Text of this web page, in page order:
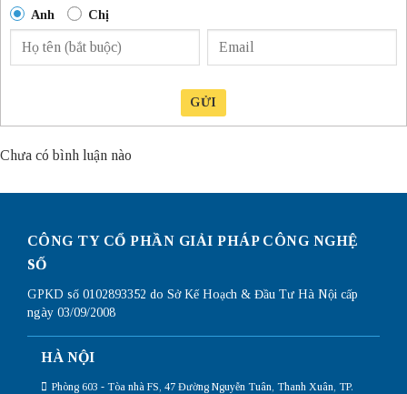
Anh Chị
GỬI
Chưa có bình luận nào
CÔNG TY CỔ PHẦN GIẢI PHÁP CÔNG NGHỆ
SỐ
GPKD số 0102893352 do Sở Kế Hoạch & Đầu Tư Hà Nội cấp
ngày 03/09/2008
HÀ NỘI
Phòng 603 - Tòa nhà FS, 47 Đường Nguyễn Tuân, Thanh Xuân, TP.